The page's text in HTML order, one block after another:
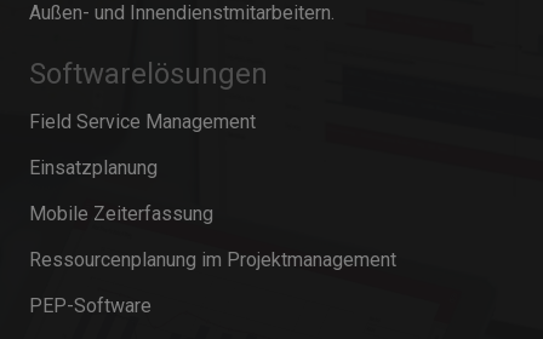
Außen- und Innendienstmitarbeitern.
Softwarelösungen
Field Service Management
Einsatzplanung
Mobile Zeiterfassung
Ressourcenplanung im Projektmanagement
PEP-Software